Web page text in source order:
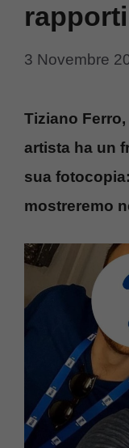
3 Novembre
Tiziano
artista ha un
sua
mostreremo